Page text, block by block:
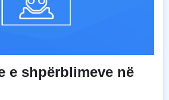
e shpërblimeve në